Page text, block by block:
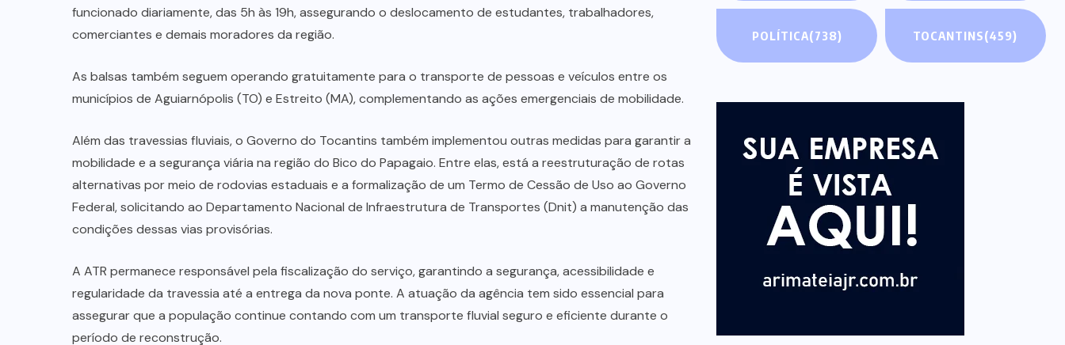
funcionado diariamente, das 5h às 19h, assegurando o deslocamento de estudantes, trabalhadores,
comerciantes e demais moradores da região.
As balsas também seguem operando gratuitamente para o transporte de pessoas e veículos entre os
municípios de Aguiarnópolis (TO) e Estreito (MA), complementando as ações emergenciais de mobilidade.
Além das travessias fluviais, o Governo do Tocantins também implementou outras medidas para garantir a
mobilidade e a segurança viária na região do Bico do Papagaio. Entre elas, está a reestruturação de rotas
alternativas por meio de rodovias estaduais e a formalização de um Termo de Cessão de Uso ao Governo
Federal, solicitando ao Departamento Nacional de Infraestrutura de Transportes (Dnit) a manutenção das
condições dessas vias provisórias.
A ATR permanece responsável pela fiscalização do serviço, garantindo a segurança, acessibilidade e
regularidade da travessia até a entrega da nova ponte. A atuação da agência tem sido essencial para
assegurar que a população continue contando com um transporte fluvial seguro e eficiente durante o
período de reconstrução.
POLÍTICA(738) TOCANTINS(459)